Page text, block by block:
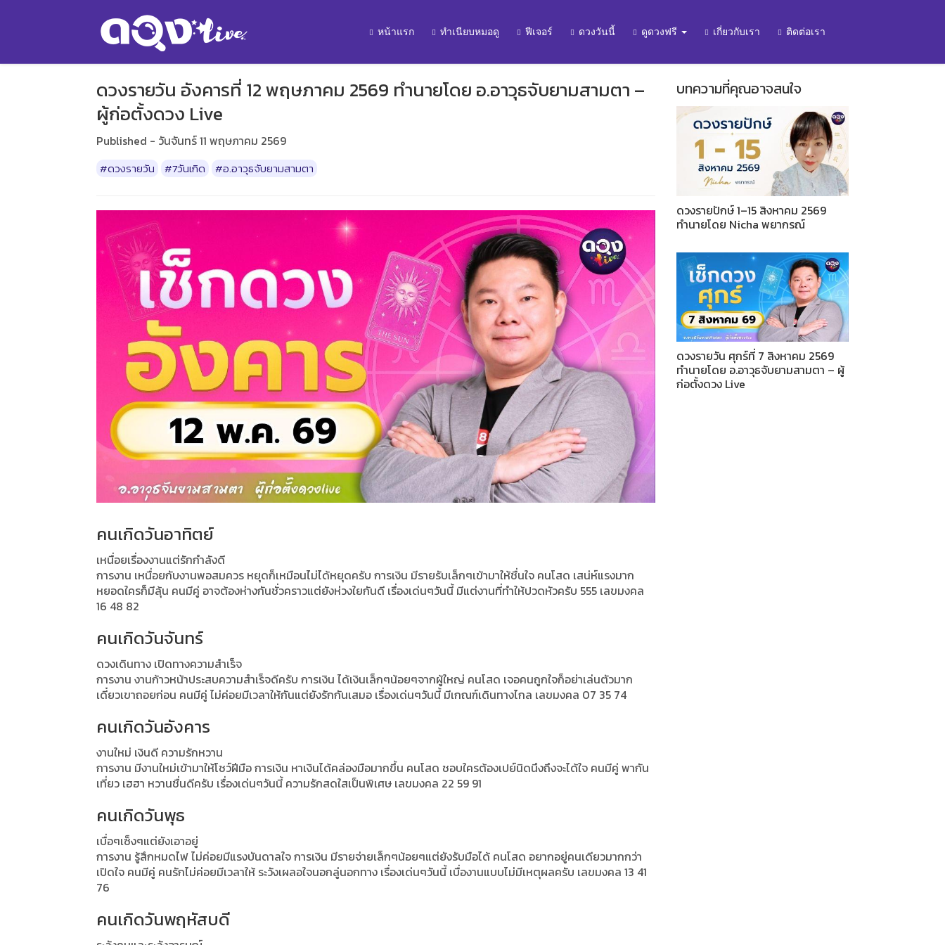
หน้าแรก ทำเนียบหมอดู ฟีเจอร์ ดวงวันนี้ ดูดวงฟรี เกี่ยวกับเรา ติดต่อเรา
ดวงรายวัน อังคารที่ 12 พฤษภาคม 2569 ทำนายโดย อ.อาวุธจับยามสามตา –
ผู้ก่อตั้งดวง Live
Published - วันจันทร์ 11 พฤษภาคม 2569
#ดวงรายวัน #7วันเกิด #อ.อาวุธจับยามสามตา
คนเกิดวันอาทิตย์
เหนื่อยเรื่องงานแต่รักกำลังดี
การงาน เหนื่อยกับงานพอสมควร หยุดก็เหมือนไม่ได้หยุดครับ การเงิน มีรายรับเล็กๆเข้ามาให้ชื่นใจ คนโสด เสน่ห์แรงมาก
หยอดใครก็มีลุ้น คนมีคู่ อาจต้องห่างกันชั่วคราวแต่ยังห่วงใยกันดี เรื่องเด่นๆวันนี้ มีแต่งานที่ทำให้ปวดหัวครับ 555 เลขมงคล
16 48 82
คนเกิดวันจันทร์
ดวงเดินทาง เปิดทางความสำเร็จ
การงาน งานก้าวหน้าประสบความสำเร็จดีครับ การเงิน ได้เงินเล็กๆน้อยๆจากผู้ใหญ่ คนโสด เจอคนถูกใจก็อย่าเล่นตัวมาก
เดี๋ยวเขาถอยก่อน คนมีคู่ ไม่ค่อยมีเวลาให้กันแต่ยังรักกันเสมอ เรื่องเด่นๆวันนี้ มีเกณฑ์เดินทางไกล เลขมงคล 07 35 74
คนเกิดวันอังคาร
งานใหม่ เงินดี ความรักหวาน
การงาน มีงานใหม่เข้ามาให้โชว์ฝีมือ การเงิน หาเงินได้คล่องมือมากขึ้น คนโสด ชอบใครต้องเปย์นิดนึงถึงจะได้ใจ คนมีคู่ พากัน
เที่ยว เฮฮา หวานชื่นดีครับ เรื่องเด่นๆวันนี้ ความรักสดใสเป็นพิเศษ เลขมงคล 22 59 91
คนเกิดวันพุธ
เบื่อๆเซ็งๆแต่ยังเอาอยู่
การงาน รู้สึกหมดไฟ ไม่ค่อยมีแรงบันดาลใจ การเงิน มีรายจ่ายเล็กๆน้อยๆแต่ยังรับมือได้ คนโสด อยากอยู่คนเดียวมากกว่า
เปิดใจ คนมีคู่ คนรักไม่ค่อยมีเวลาให้ ระวังเผลอใจนอกลู่นอกทาง เรื่องเด่นๆวันนี้ เบื่องานแบบไม่มีเหตุผลครับ เลขมงคล 13 41
76
คนเกิดวันพฤหัสบดี
บทความที่คุณอาจสนใจ
ดวงรายปักษ์ 1–15 สิงหาคม 2569
ทำนายโดย Nicha พยากรณ์
ดวงรายวัน ศุกร์ที่ 7 สิงหาคม 2569
ทำนายโดย อ.อาวุธจับยามสามตา – ผู้
ก่อตั้งดวง Live